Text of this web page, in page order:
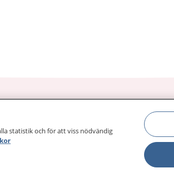
och
Other languages
Lättläst svenska
statistik och för att viss nödvändig